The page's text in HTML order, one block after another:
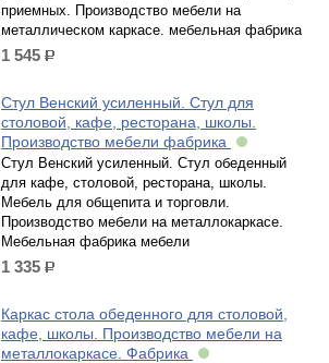
приемных. Производство мебели на
металлическом каркасе. мебельная фабрика
1 545 р.
Стул Венский усиленный. Стул для
столовой, кафе, ресторана, школы.
Производство мебели фабрика
Стул Венский усиленный. Стул обеденный
для кафе, столовой, ресторана, школы.
Мебель для общепита и торговли.
Производство мебели на металлокаркасе.
Мебельная фабрика мебели
1 335 р.
Каркас стола обеденного для столовой,
кафе, школы. Производство мебели на
металлокаркасе. Фабрика